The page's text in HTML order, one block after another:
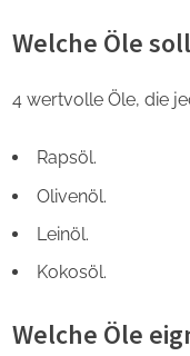
Welche Öle
4 wertvolle Öle, die
Rapsöl.
Olivenöl.
Leinöl.
Kokosöl.
Welche Öle